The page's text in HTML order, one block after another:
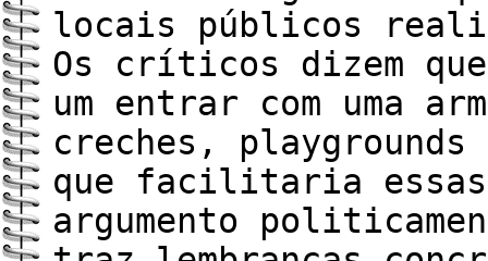
locais públicos
Os críticos dizem
um entrar com uma
creches,
que facilitaria essas
argumento